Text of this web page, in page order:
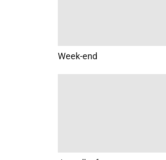
Week-end